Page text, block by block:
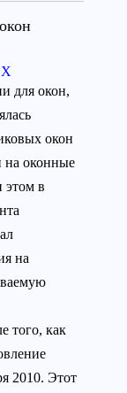
для окон,
окон
на оконные
этом в
на
того, как
2010. Этот